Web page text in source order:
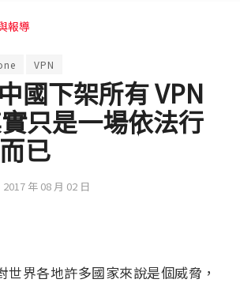
報導
VPN
國下架所有 VPN
只是一場依法行
已
2017 年 08 月 02 日
世界各地許多國家來說是個威脅，